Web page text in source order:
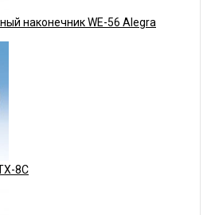
наконечник WE-56 Alegra
8C